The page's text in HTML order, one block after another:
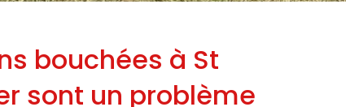
bouchées à St
sont un problème